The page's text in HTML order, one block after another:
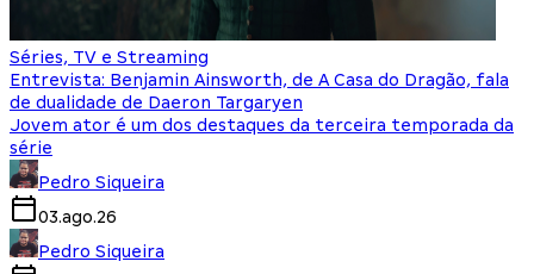
Séries, TV e Streaming
Entrevista: Benjamin Ainsworth, de A Casa do Dragão, fala
de dualidade de Daeron Targaryen
Jovem ator é um dos destaques da terceira temporada da
série
Pedro Siqueira
03.ago.26
Pedro Siqueira